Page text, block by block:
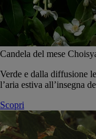
Candela del mese
Verde e dalla diffusione
l’aria estiva all’insegna
Scopri